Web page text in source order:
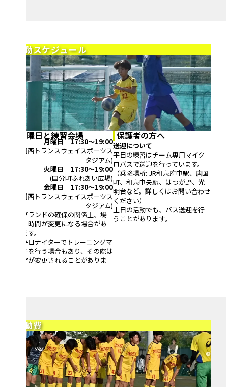
活動スケジュール
各曜日と練習会場
月曜日 17:30〜19:00
(関西トランスウェイスポーツス
タジアム)
火曜日 17:30〜19:00
(国分町ふれあい広場)
金曜日 17:30〜19:00
(関西トランスウェイスポーツス
タジアム)
※グランドの確保の関係上、場
所・時間が変更になる場合があ
ります。
※平日ナイターでトレーニングマ
ッチを行う場合もあり、その際は
予定が変更されることがありま
保護者の方へ
送迎について
平日の練習はチーム専用マイク
ロバスで送迎を行っています。
（乗降場所: JR和泉府中駅、唐国
町、和泉中央駅、はつが野、光
明台など。詳しくはお問い合わせ
ください）
土日の活動でも、バス送迎を行
うことがあります。
活動費